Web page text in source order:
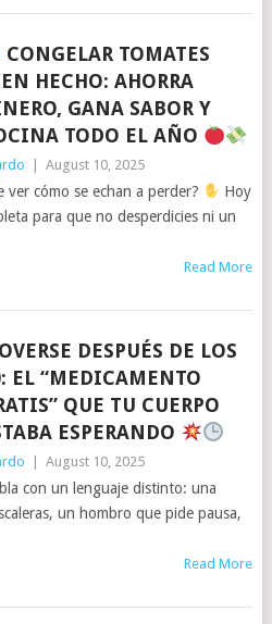
CONGELAR TOMATES
HECHO: AHORRA
GANA SABOR Y
TODO EL AÑO
August 10, 2025
ver cómo se echan a perder?
Hoy
para que no desperdicies ni un
Read More
DESPUÉS DE LOS
EL “MEDICAMENTO
QUE TU CUERPO
ESPERANDO
August 10, 2025
con un lenguaje distinto: una
un hombro que pide pausa,
Read More